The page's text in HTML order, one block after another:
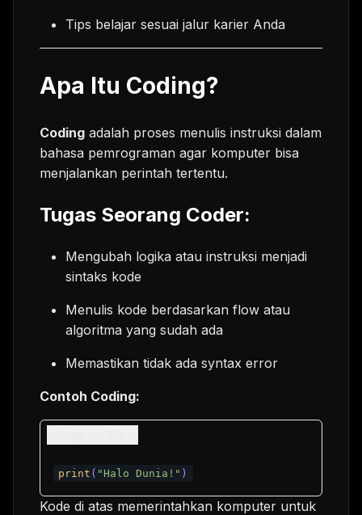
Tips belajar sesuai jalur karier Anda
Apa Itu Coding?
Coding adalah proses menulis instruksi dalam
bahasa pemrograman agar komputer bisa
menjalankan perintah tertentu.
Tugas Seorang Coder:
Mengubah logika atau instruksi menjadi
sintaks kode
Menulis kode berdasarkan flow atau
algoritma yang sudah ada
Memastikan tidak ada syntax error
Contoh Coding:
print ( "Halo Dunia!" )
Kode di atas memerintahkan komputer untuk